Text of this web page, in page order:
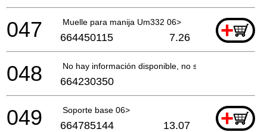
Muelle para manija Um332 06> +
047 664450115 7.26
No hay información disponible, no se puede pedir
048 664230350
Soporte base 06> +
049 664785144 13.07